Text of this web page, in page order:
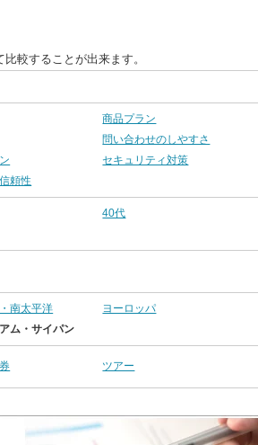
較することが出来ます。
商品プラン
問い合わせのしやすさ
セキュリティ対策
頼性
40代
南太平洋
ヨーロッパ
ム・サイパン
ツアー